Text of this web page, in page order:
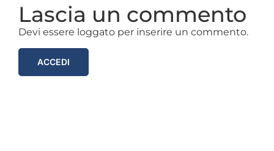
Lascia un commento
Devi essere loggato per inserire un commento.
ACCEDI